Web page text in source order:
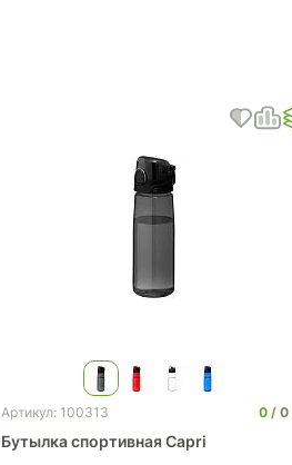
Артикул: 100313 0 0
Бутылка спортивная Capri